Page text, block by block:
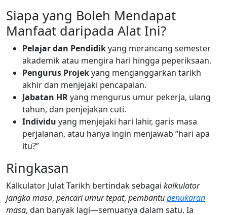
Siapa yang Boleh Mendapat
Manfaat daripada Alat Ini?
Pelajar dan Pendidikyang merancang semester
akademik atau mengira hari hingga peperiksaan.
Pengurus Projekyang menganggarkan tarikh
akhir dan menjejaki pencapaian.
Jabatan HRyang mengurus umur pekerja, ulang
tahun, dan penjejakan cuti.
Individu yang menjejaki hari lahir, garis masa
perjalanan, atau hanya ingin menjawab “hari apa
itu?”
Ringkasan
Kalkulator Julat Tarikh bertindak sebagai kalkulator
jangka masa, pencari umur tepat, pembantupenukaran
masa, dan banyak lagi—semuanya dalam satu. Ia